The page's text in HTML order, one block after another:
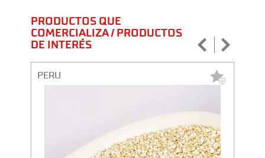
PRODUCTOS QUE
COMERCIALIZA / PRODUCTOS
DE INTERÉS